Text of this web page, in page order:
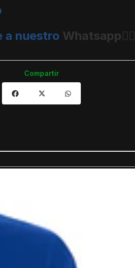
a nuestro Whatsapp👈🏼
Compartir